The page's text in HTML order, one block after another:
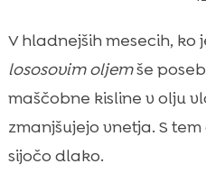
V hladnejših mesecih, ko
lososovim oljemše
maščobne kisline v olju
zmanjšujejo vnetja. S
sijočo dlako.